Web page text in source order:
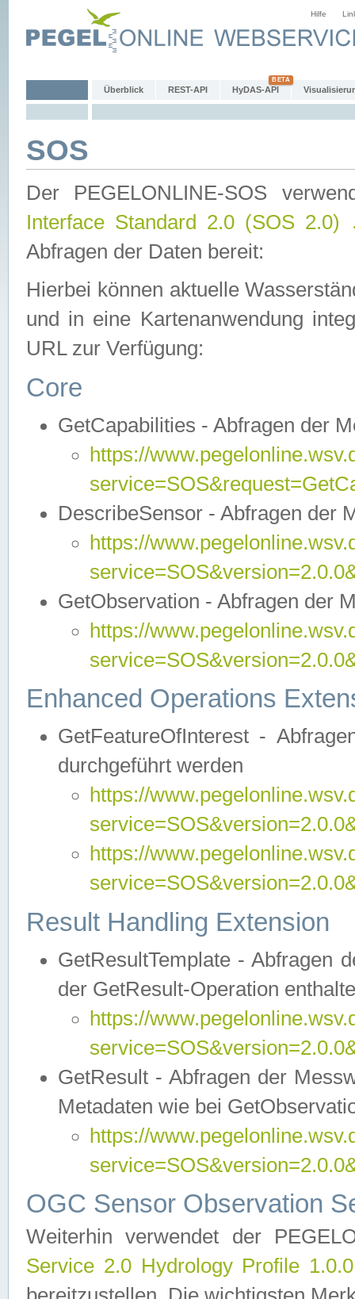
Hilfe
Überblick REST-API HyDAS-API
SOS
Der PEGELONLINE-SOS
Interface Standard 2.0 (SOS 2.0)
Abfragen der Daten bereit:
Hierbei können aktuelle
und in eine Kartenanwendung
URL zur Verfügung:
Core
GetCapabilities - Abfragen der
https://
DescribeSensor - Abfragen der
https://
GetObservation - Abfragen der
https://
Enhanced Operations
GetFeatureOfInterest -
durchgeführt werden
https://
https://
Result Handling Extension
GetResultTemplate - Abfragen
der GetResult-Operation
https://
GetResult - Abfragen der
Metadaten wie bei
https://
OGC Sensor Observation
Weiterhin verwendet der
Service 2.0 Hydrology Profile